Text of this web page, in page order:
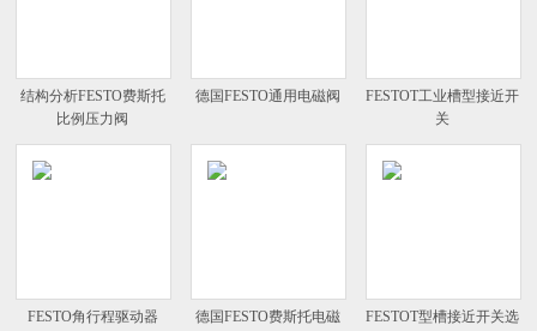
结构分析FESTO费斯托
比例压力阀
德国FESTO通用电磁阀
FESTOT工业槽型接近开
关
FESTO角行程驱动器
德国FESTO费斯托电磁
FESTOT型槽接近开关选